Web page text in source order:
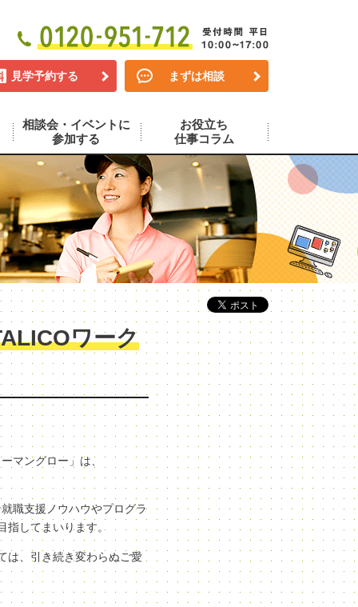
見学予約する まずは相談
相談会・イベントに
参加する
お役立ち
仕事コラム
ワーク
マングロー」は、
職支援ノウハウやプログラ
指してまいります。
は、引き続き変わらぬご愛